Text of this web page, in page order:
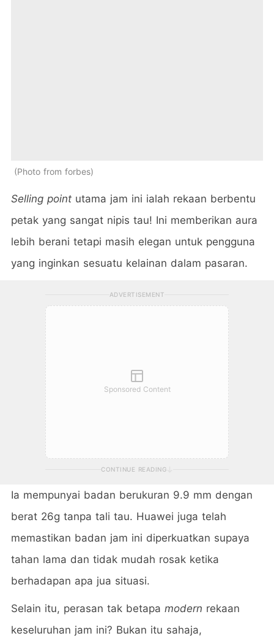
Photo from forbes
Selling point utama jam ini ialah rekaan berbentu
petak yang sangat nipis tau! Ini memberikan aura
lebih berani tetapi masih elegan untuk pengguna
yang inginkan sesuatu kelainan dalam pasaran.
ADVERTISEMENT
Sponsored Content
CONTINUE READING
Ia mempunyai badan berukuran 9.9 mm dengan
berat 26g tanpa tali tau. Huawei juga telah
memastikan badan jam ini diperkuatkan supaya
tahan lama dan tidak mudah rosak ketika
berhadapan apa jua situasi.
Selain itu, perasan tak betapa modern rekaan
keseluruhan jam ini? Bukan itu sahaja,